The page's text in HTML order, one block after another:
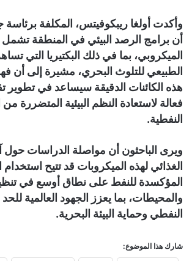
وأكدت أولغا ريبكوفيتس، المكلفة برئاسة
أن برامج الرصد البيئي في المنطقة تشمل
الميكروبي، بما في ذلك البكتيريا التي
الطبيعي للتلوث البحري، مشيرة إلى أن
هذه الكائنات الدقيقة سيساعد في تطوير
فعالة لاستعادة النظم البيئية المتضررة
النفطية.
ويرى الباحثون أن مواصلة الدراسات حول
الغذائي لهذه الميكروبات قد تتيح استخدام
المؤكسدة للنفط على نطاق أوسع في
والمحيطات، بما يعزز الجهود العالمية
النفطي وحماية البيئة البحرية.
شارك هذا الموضوع: